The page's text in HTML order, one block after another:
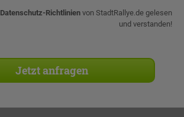
Datenschutz-Richtlinien von StadtRallye.de gelesen
und verstanden!